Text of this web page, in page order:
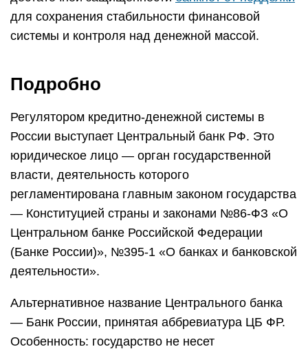
для сохранения стабильности финансовой
системы и контроля над денежной массой.
Подробно
Регулятором кредитно-денежной системы в
России выступает Центральный банк РФ. Это
юридическое лицо — орган государственной
власти, деятельность которого
регламентирована главным законом государства
— Конституцией страны и законами №86-ФЗ «О
Центральном банке Российской Федерации
(Банке России)», №395-1 «О банках и банковской
деятельности».
Альтернативное название Центрального банка
— Банк России, принятая аббревиатура ЦБ ФР.
Особенность: государство не несет